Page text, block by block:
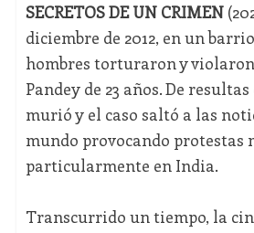
SECRETOS DE UN CRIMEN
diciembre de 2012, en un
hombres torturaron y
Pandey de 23 años. De
murió y el caso saltó a las
mundo provocando protestas
particularmente en India.
Transcurrido un tiempo, la